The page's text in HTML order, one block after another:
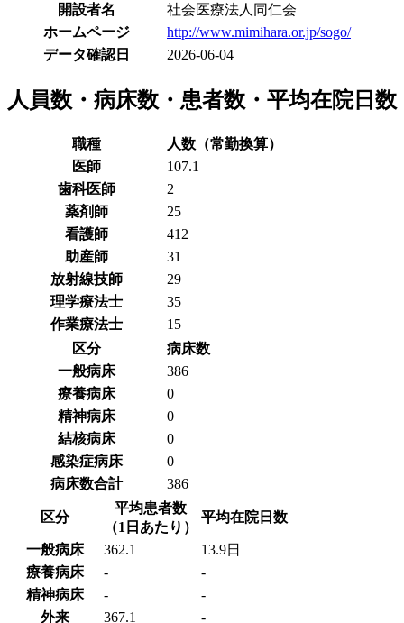
開設者名
社会医療法人同仁会
ホームページ
http://www.mimihara.or.jp/sogo/
データ確認日
2026-06-04
人員数・病床数・患者数・平均在院日数
職種
人数（常勤換算）
医師
107.1
歯科医師
2
薬剤師
25
看護師
412
助産師
31
放射線技師
29
理学療法士
35
作業療法士
15
区分
病床数
一般病床
386
療養病床
0
精神病床
0
結核病床
0
感染症病床
0
病床数合計
386
区分
平均患者数
（1日あたり）
平均在院日数
一般病床 362.1
13.9日
療養病床
-
-
精神病床
-
-
外来
367.1
-